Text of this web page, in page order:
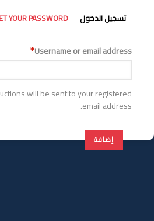
التبويبات
الأساسية
تسجيل الدخول YOUR PASSWORD
Username or email address
will be sent to your registered
email address.